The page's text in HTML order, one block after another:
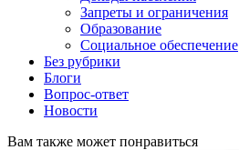
Запреты и ограничения
Образование
Социальное обеспечение
Без рубрики
Блоги
Вопрос-ответ
Новости
Вам также может понравиться